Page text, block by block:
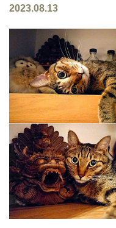
2023.08.13